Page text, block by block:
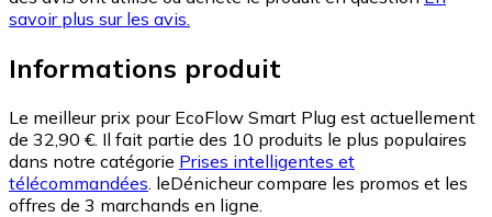
savoir plus sur les avis.
Informations produit
Le meilleur prix pour EcoFlow Smart Plug est actuellement
de 32,90 €. Il fait partie des 10 produits le plus populaires
dans notre catégorie Prises intelligentes et
télécommandées. leDénicheur compare les promos et les
offres de 3 marchands en ligne.